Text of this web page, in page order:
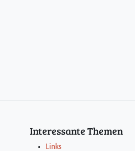
Interessante Themen
Links